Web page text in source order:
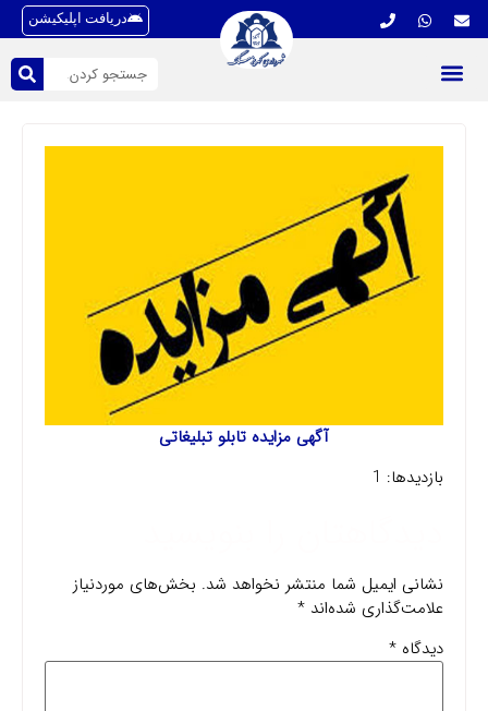
دریافت اپلیکیشن
آگهی مزایده تابلو تبلیغاتی
بازدیدها: 1
نشانی ایمیل شما منتشر نخواهد شد. بخش‌های موردنیاز
علامت‌گذاری شده‌اند *
دیدگاه *